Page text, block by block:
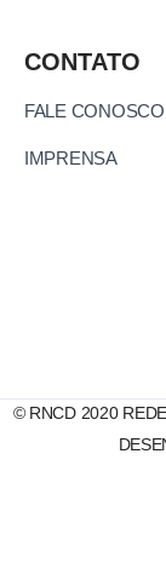
CONTATO
FALE CONOSCO
IMPRENSA
© RNCD 2020